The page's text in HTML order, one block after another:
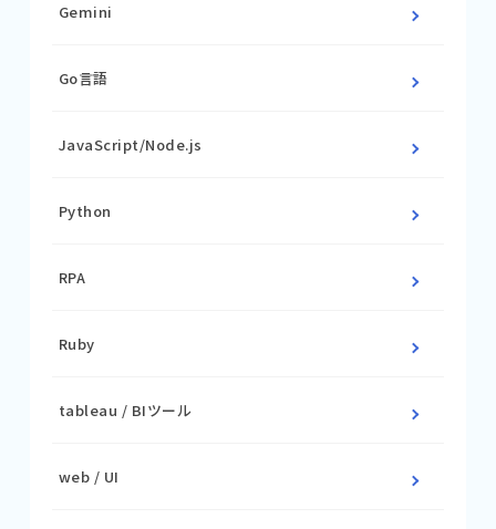
Gemini
Go言語
JavaScript/Node.js
Python
RPA
Ruby
tableau / BIツール
web / UI